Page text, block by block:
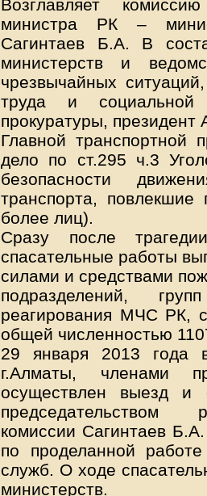
Возглавляет
министра РК –
Сагинтаев Б.А. В
министерств и
чрезвычайных
труда и социальной
прокуратуры, президент
Главной транспортной
дело по ст.295 ч.3
безопасности
транспорта,
более лиц).
Сразу после
спасательные работы
силами и средствами
подразделений,
реагирования МЧС РК,
общей численностью
29 января 2013 года
г.Алматы, членами
осуществлен выезд и
председательством
комиссии Сагинтаев
по проделанной
служб. О ходе
министерств.